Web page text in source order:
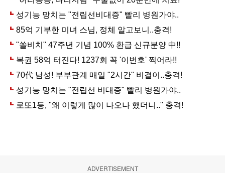
ADVERTISEMENT